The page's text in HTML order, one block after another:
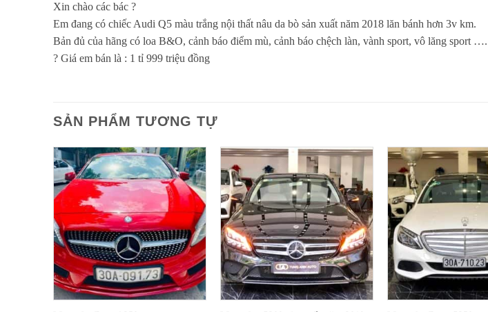
Xin chào các bác ?
Em đang có chiếc Audi Q5 màu trắng nội thất nâu da bò sản xuất năm 2018 lăn bánh hơn 3v km.
Bản đủ của hãng có loa B&O, cảnh báo điểm mù, cảnh báo chệch làn, vành sport, vô lăng sport ….
? Giá em bán là : 1 tỉ 999 triệu đồng
SẢN PHẨM TƯƠNG TỰ